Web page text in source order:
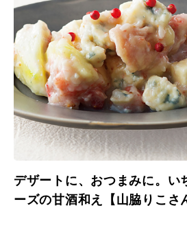
デザートに、おつまみに。い
ーズの甘酒和え【山脇りこさ